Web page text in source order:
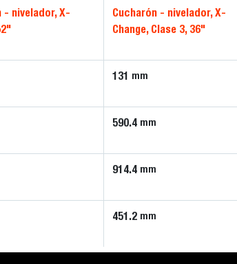
- nivelador, X-
Cucharón - nivelador, X-
Change, Clase 3, 36"
131 mm
590.4 mm
914.4 mm
451.2 mm